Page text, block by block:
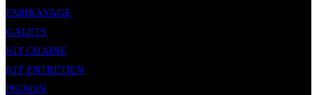
EMBRAYAGE
GALETS
KIT CHAINE
KIT ENTRETIEN
PIGNON